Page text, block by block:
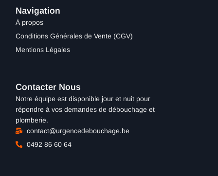
Navigation
À propos
Conditions Générales de Vente (CGV)
Mentions Légales​
Contacter Nous
Notre équipe est disponible jour et nuit pour
répondre à vos demandes de débouchage et
plomberie.
contact@urgencedebouchage.be
0492 86 60 64